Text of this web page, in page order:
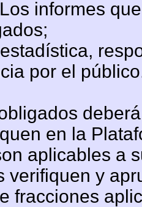
informes
por el
en la
aplicables a
verifiquen y
fracciones